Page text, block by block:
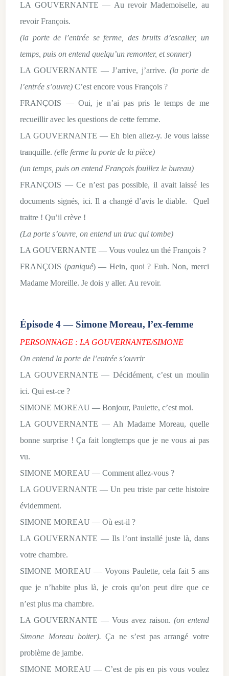
LA GOUVERNANTE — Au revoir Mademoiselle, au
revoir François.
(la porte de l’entrée se ferme, des bruits d’escalier, un
temps, puis on entend quelqu’un remonter, et sonner)
LA GOUVERNANTE — J’arrive, j’arrive. (la porte de
l’entrée s’ouvre) C’est encore vous François ?
FRANÇOIS — Oui, je n’ai pas pris le temps de me
recueillir avec les questions de cette femme.
LA GOUVERNANTE — Eh bien allez-y. Je vous laisse
tranquille.(elle ferme la porte de la pièce)
(un temps, puis on entend François fouillez le bureau)
FRANÇOIS — Ce n’est pas possible, il avait laissé les
documents signés, ici. Il a changé d’avis le diable. Quel
traitre ! Qu’il crève !
(La porte s’ouvre, on entend un truc qui tombe)
LA GOUVERNANTE — Vous voulez un thé François ?
FRANÇOIS (paniqué) — Hein, quoi ? Euh. Non, merci
Madame Moreille. Je dois y aller. Au revoir.
Épisode 4 — Simone Moreau, l’ex-femme
PERSONNAGE : LA GOUVERNANTE/SIMONE
On entend la porte de l’entrée s’ouvrir
LA GOUVERNANTE — Décidément, c’est un moulin
ici. Qui est-ce ?
SIMONE MOREAU — Bonjour, Paulette, c’est moi.
LA GOUVERNANTE — Ah Madame Moreau, quelle
bonne surprise ! Ça fait longtemps que je ne vous ai pas
vu.
SIMONE MOREAU — Comment allez-vous ?
LA GOUVERNANTE — Un peu triste par cette histoire
évidemment.
SIMONE MOREAU — Où est-il ?
LA GOUVERNANTE — Ils l’ont installé juste là, dans
votre chambre.
SIMONE MOREAU — Voyons Paulette, cela fait 5 ans
que je n’habite plus là, je crois qu’on peut dire que ce
n’est plus ma chambre.
LA GOUVERNANTE — Vous avez raison. (on entend
Simone Moreau boiter). Ça ne s’est pas arrangé votre
problème de jambe.
SIMONE MOREAU — C’est de pis en pis vous voulez